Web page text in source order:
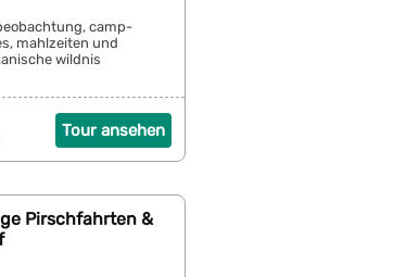
camp-
mahlzeiten und
wildnis
Tour ansehen
Pirschfahrten &